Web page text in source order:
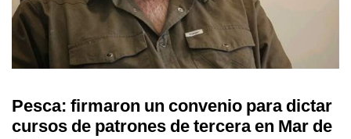
Pesca: firmaron un convenio para dictar
cursos de patrones de tercera en Mar de